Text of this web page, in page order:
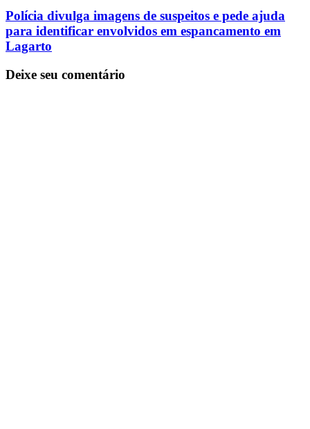
Polícia divulga imagens de suspeitos e pede ajuda
para identificar envolvidos em espancamento em
Lagarto
Deixe seu comentário